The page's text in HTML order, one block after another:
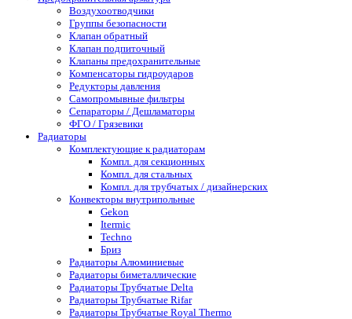
Воздухоотводчики
Группы безопасности
Клапан обратный
Клапан подпиточный
Клапаны предохранительные
Компенсаторы гидроударов
Редукторы давления
Самопромывные фильтры
Сепараторы / Дешламаторы
ФГО / Грязевики
Радиаторы
Комплектующие к радиаторам
Компл. для секционных
Компл. для стальных
Компл. для трубчатых / дизайнерских
Конвекторы внутрипольные
Gekon
Itermic
Techno
Бриз
Радиаторы Алюминиевые
Радиаторы биметаллические
Радиаторы Трубчатые Delta
Радиаторы Трубчатые Rifar
Радиаторы Трубчатые Royal Thermo